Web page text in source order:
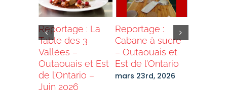
Reportage : La
Table des 3
Vallées –
Outaouais et Est
de l’Ontario –
Juin 2026
Reportage :
Cabane à sucre
– Outaouais et
Est de l’Ontario
mars 23rd, 2026